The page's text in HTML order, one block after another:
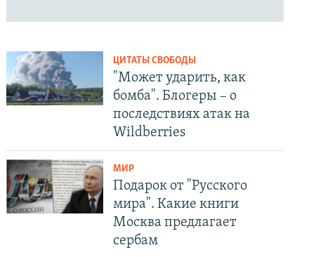
ЦИТАТЫ СВОБОДЫ
"Может ударить, как
бомба". Блогеры – о
последствиях атак на
Wildberries
МИР
Подарок от "Русского
мира". Какие книги
Москва предлагает
сербам